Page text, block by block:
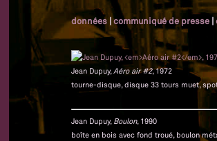
données |communiqué de presse |
Jean Dupuy, Aéro air #2, 1972
tourne-disque, disque 33 tours muet,
Jean Dupuy, Boulon, 1990
boîte en bois avec fond troué, boulon